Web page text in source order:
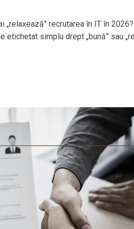
recrutarea în IT în
simplu drept „bună” sau